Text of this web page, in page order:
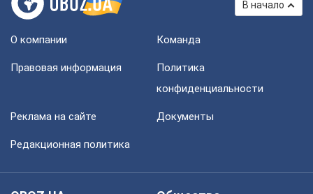
В начало
О компании Команда
Правовая информация
Политика
конфиденциальности
Реклама на сайте Документы
Редакционная политика